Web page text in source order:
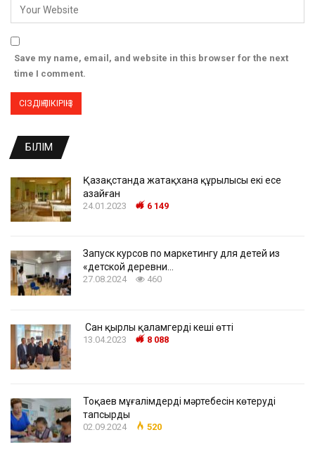
Save my name, email, and website in this browser for the next
time I comment.
БІЛІМ
Қазақстанда жатақхана құрылысы екі есе
азайған
24.01.2023 6 149
Запуск курсов по маркетингу для детей из
«детской деревни…
27.08.2024 460
Сан қырлы қаламгердің кеші өтті
13.04.2023 8 088
Тоқаев мұғалімдердің мәртебесін көтеруді
тапсырды
02.09.2024 520